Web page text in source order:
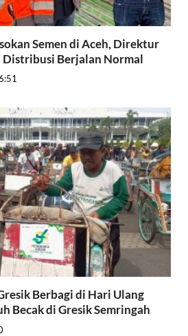
Semen di Aceh, Direktur
Distribusi Berjalan Normal
Berbagi di Hari Ulang
Becak di Gresik Semringah